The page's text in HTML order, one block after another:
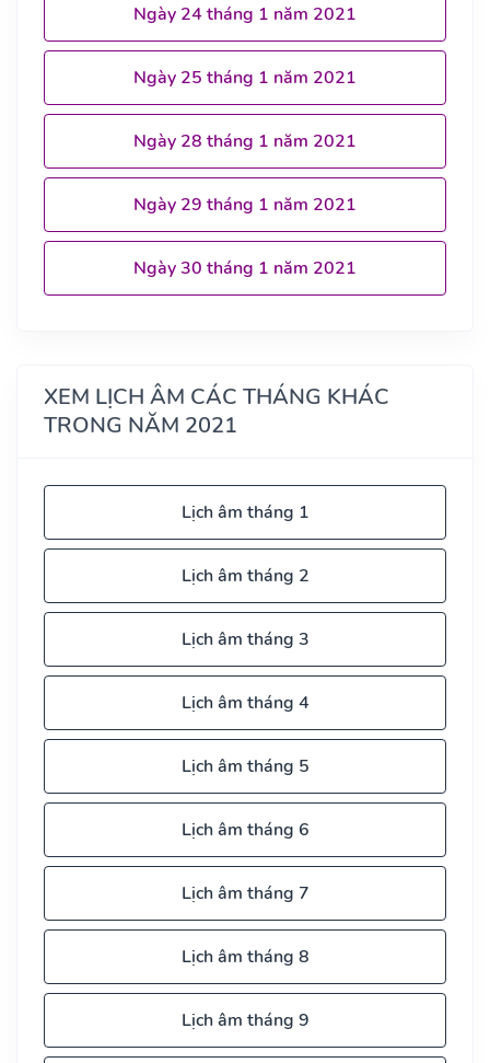
Ngày 24 tháng 1 năm 2021
Ngày 25 tháng 1 năm 2021
Ngày 28 tháng 1 năm 2021
Ngày 29 tháng 1 năm 2021
Ngày 30 tháng 1 năm 2021
XEM LỊCH ÂM CÁC THÁNG KHÁC
TRONG NĂM 2021
Lịch âm tháng 1
Lịch âm tháng 2
Lịch âm tháng 3
Lịch âm tháng 4
Lịch âm tháng 5
Lịch âm tháng 6
Lịch âm tháng 7
Lịch âm tháng 8
Lịch âm tháng 9